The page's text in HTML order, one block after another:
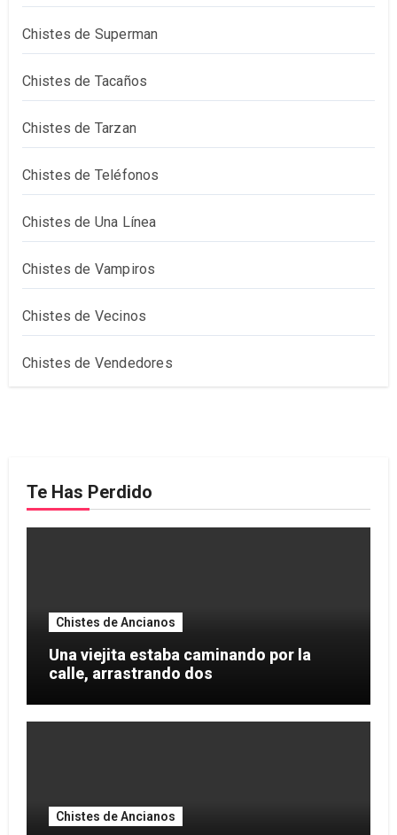
Chistes de Superman
Chistes de Tacaños
Chistes de Tarzan
Chistes de Teléfonos
Chistes de Una Línea
Chistes de Vampiros
Chistes de Vecinos
Chistes de Vendedores
Te Has Perdido
Chistes de Ancianos
Una viejita estaba caminando por la
calle, arrastrando dos
Chistes de Ancianos